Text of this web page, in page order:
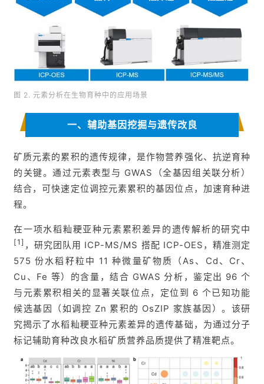
图 2. 元素分析在生物育种中的应用场景
一、辅助基因挖掘与遗传改良
矿质元素的累积的遗传规律，是作物营养强化、抗逆育种
的关键。通过元素表型与 GWAS（全基因组关联分析）
结合，可快速定位调控元素累积的基因位点，加速育种进
程。
在一项水稻籼粳亚种元素累积差异的遗传解析的研究中
[1] ，研究团队用 ICP-MS/MS 搭配 ICP-OES，精准测定
575 份水稻籽粒中 11 种微量矿物质（As、Cd、Cr、
Cu、Fe 等）的含量，结合 GWAS 分析，鉴定出 96 个
与元素累积相关的显著关联位点，定位到 6 个已知功能
候选基因（如调控 Zn 累积的 OsZIP 家族基因）。该研
究揭示了水稻籼粳亚种元素差异的遗传基础，为通过分子
标记辅助育种改良水稻矿质营养品质提供了精准靶点。